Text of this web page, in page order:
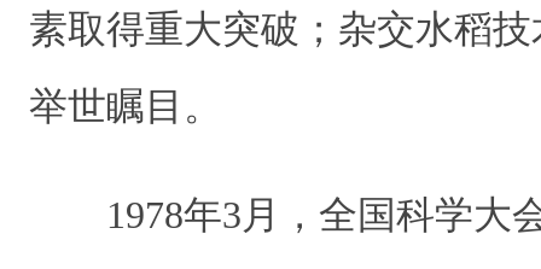
素取得重大突破；杂交水稻
举世瞩目。
1978年3月，全国科学大